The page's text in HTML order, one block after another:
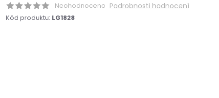
Neohodnoceno Podrobnosti hodnocení
Kód produktu: LG1828